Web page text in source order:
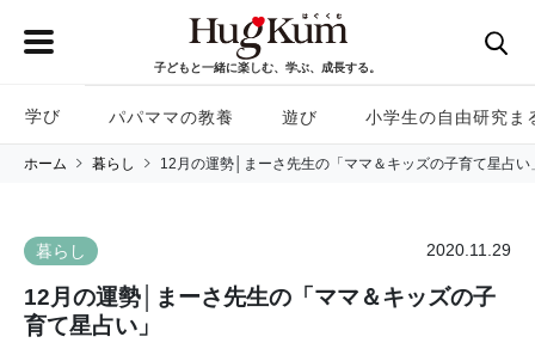
子どもと一緒に楽しむ、学ぶ、成長する。
学び パパママの教養 遊び 小学生の自由研究ま
ホーム 暮らし 12月の運勢│まーさ先生の「ママ＆キッズの子育て星占い
暮らし 2020.11.29
12月の運勢│まーさ先生の「ママ＆キッズの子
育て星占い」